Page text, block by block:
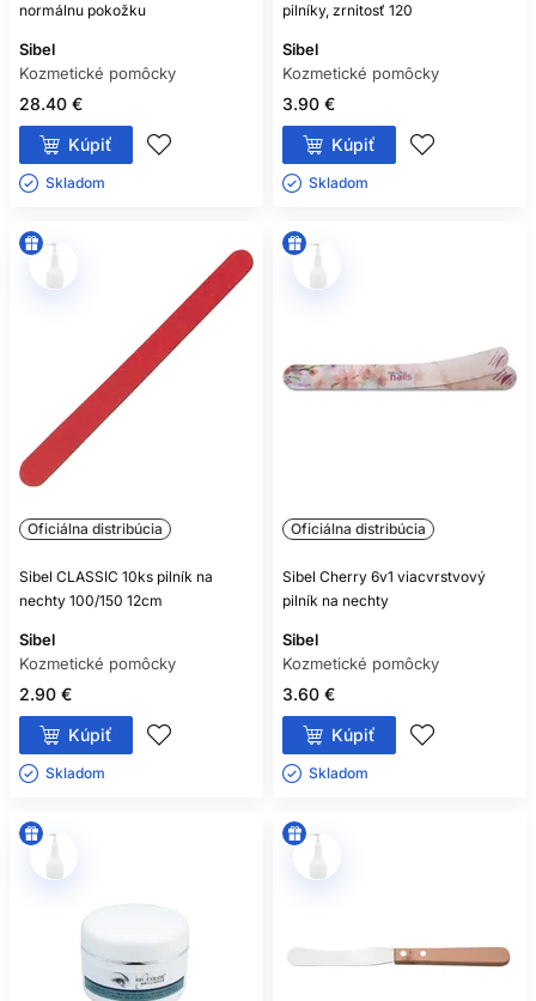
normálnu pokožku
Sibel
Kozmetické pomôcky
28.40 €
Kúpiť
Skladom ㅤ
pilníky, zrnitosť 120
Sibel
Kozmetické pomôcky
3.90 €
Kúpiť
Skladom ㅤ
Oficiálna distribúcia
Sibel CLASSIC 10ks pilník na
nechty 100/150 12cm
Sibel
Kozmetické pomôcky
2.90 €
Kúpiť
Skladom ㅤ
Oficiálna distribúcia
Sibel Cherry 6v1 viacvrstvový
pilník na nechty
Sibel
Kozmetické pomôcky
3.60 €
Kúpiť
Skladom ㅤ